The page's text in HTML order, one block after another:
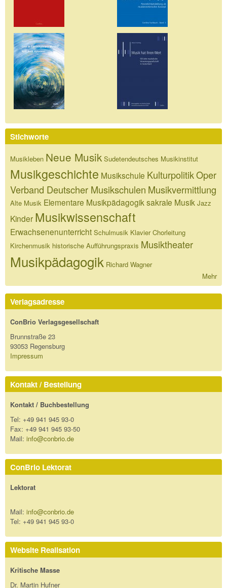
Stichworte
Musikleben Neue Musik Sudetendeutsches Musikinstitut
Musikgeschichte Musikschule KulturpolitikOper
Verband Deutscher Musikschulen Musikvermittlung
Alte Musik Elementare Musikpädagogik sakrale Musik Jazz
Kinder Musikwissenschaft
Erwachsenenunterricht Schulmusik Klavier Chorleitung
Kirchenmusik historische Aufführungspraxis Musiktheater
Musikpädagogik Richard Wagner
Mehr
Verlagsadresse
ConBrio Verlagsgesellschaft
Brunnstraße 23
93053 Regensburg
Impressum
Kontakt / Bestellung
Kontakt / Buchbestellung
Tel: +49 941 945 93-0
Fax: +49 941 945 93-50
Mail: info@conbrio.de
ConBrio Lektorat
Lektorat
Mail: info@conbrio.de
Tel: +49 941 945 93-0
Website Realisation
Kritische Masse
Dr. Martin Hufner